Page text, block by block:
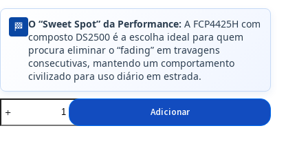
🏁 O “Sweet Spot” da Performance: A FCP4425H com
composto DS2500 é a escolha ideal para quem
procura eliminar o “fading” em travagens
consecutivas, mantendo um comportamento
civilizado para uso diário em estrada.
Quantidade
de
Pastilhas
Adicionar